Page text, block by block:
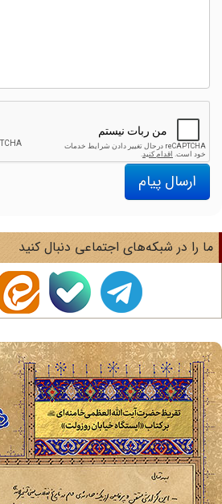
ارسال پیام
را در شبکه‌های اجتماعی دنبال کنید